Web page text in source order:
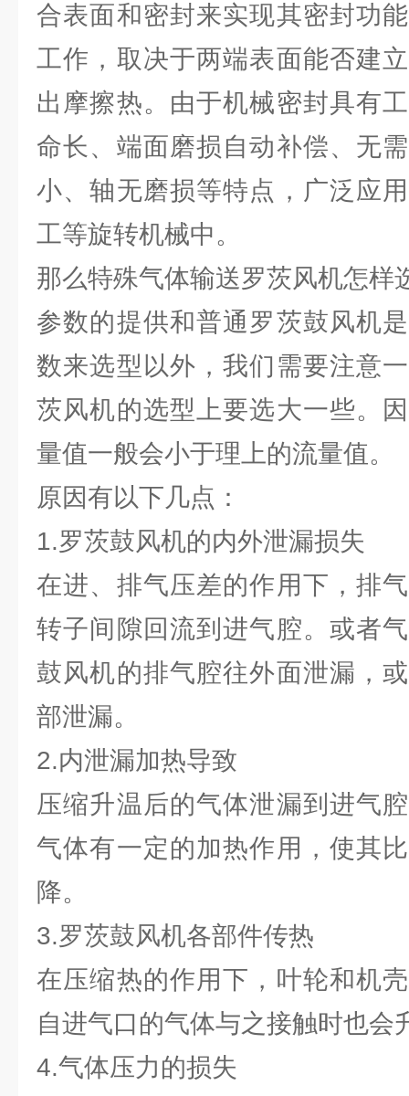
合表面和密封来实现其密封功
工作，取决于两端表面能否建
出摩擦热。由于机械密封具有
命长、端面磨损自动补偿、无
小、轴无磨损等特点，广泛应
工等旋转机械中。
那么特殊气体输送罗茨风机怎样
参数的提供和普通罗茨鼓风机
数来选型以外，我们需要注意
茨风机的选型上要选大一些。
量值一般会小于理上的流量值。
原因有以下几点：
1.罗茨鼓风机的内外泄漏损失
在进、排气压差的作用下，排
转子间隙回流到进气腔。或者
鼓风机的排气腔往外面泄漏，
部泄漏。
2.内泄漏加热导致
压缩升温后的气体泄漏到进气
气体有一定的加热作用，使其
降。
3.罗茨鼓风机各部件传热
在压缩热的作用下，叶轮和机
自进气口的气体与之接触时也会
4.气体压力的损失